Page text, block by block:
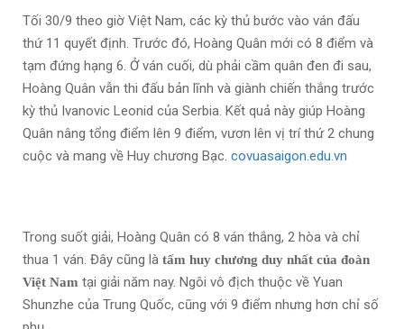
Tối 30/9 theo giờ Việt Nam, các kỳ thủ bước vào ván đấu
thứ 11 quyết định. Trước đó, Hoàng Quân mới có 8 điểm và
tạm đứng hạng 6. Ở ván cuối, dù phải cầm quân đen đi sau,
Hoàng Quân vẫn thi đấu bản lĩnh và giành chiến thắng trước
kỳ thủ Ivanovic Leonid của Serbia. Kết quả này giúp Hoàng
Quân nâng tổng điểm lên 9 điểm, vươn lên vị trí thứ 2 chung
cuộc và mang về Huy chương Bạc. covuasaigon.edu.vn
Trong suốt giải, Hoàng Quân có 8 ván thắng, 2 hòa và chỉ
thua 1 ván. Đây cũng là tấm huy chương duy nhất của đoàn
Việt Nam tại giải năm nay. Ngôi vô địch thuộc về Yuan
Shunzhe của Trung Quốc, cũng với 9 điểm nhưng hơn chỉ số